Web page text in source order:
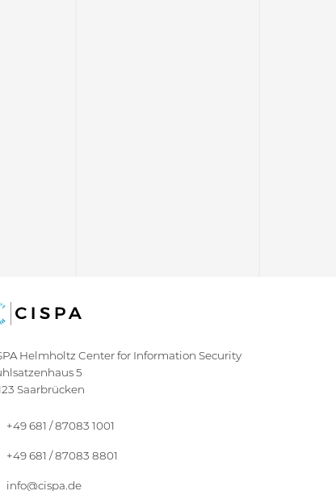
Helmholtz Center for Information Security
5
Saarbrücken
+49 681 / 87083 1001
+49 681 / 87083 8801